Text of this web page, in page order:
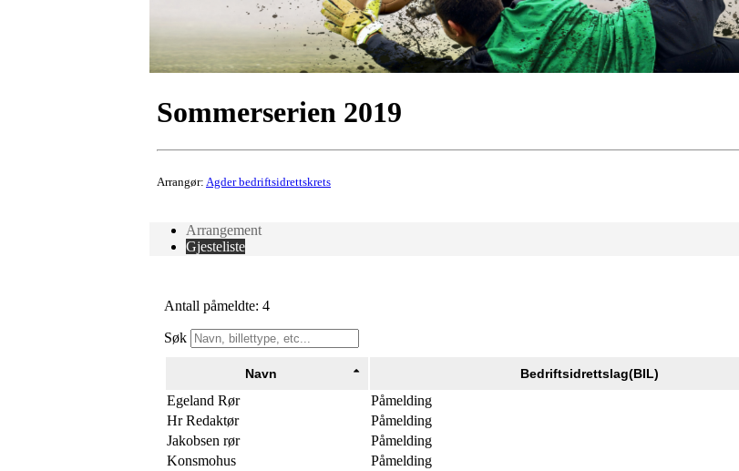
Sommerserien 2019
Arrangør: Agder bedriftsidrettskrets
Arrangement
Gjesteliste
Antall påmeldte: 4
Søk
Navn Bedriftsidrettslag(BIL)
Egeland Rør
Påmelding
Hr Redaktør
Påmelding
Jakobsen rør
Påmelding
Konsmohus
Påmelding